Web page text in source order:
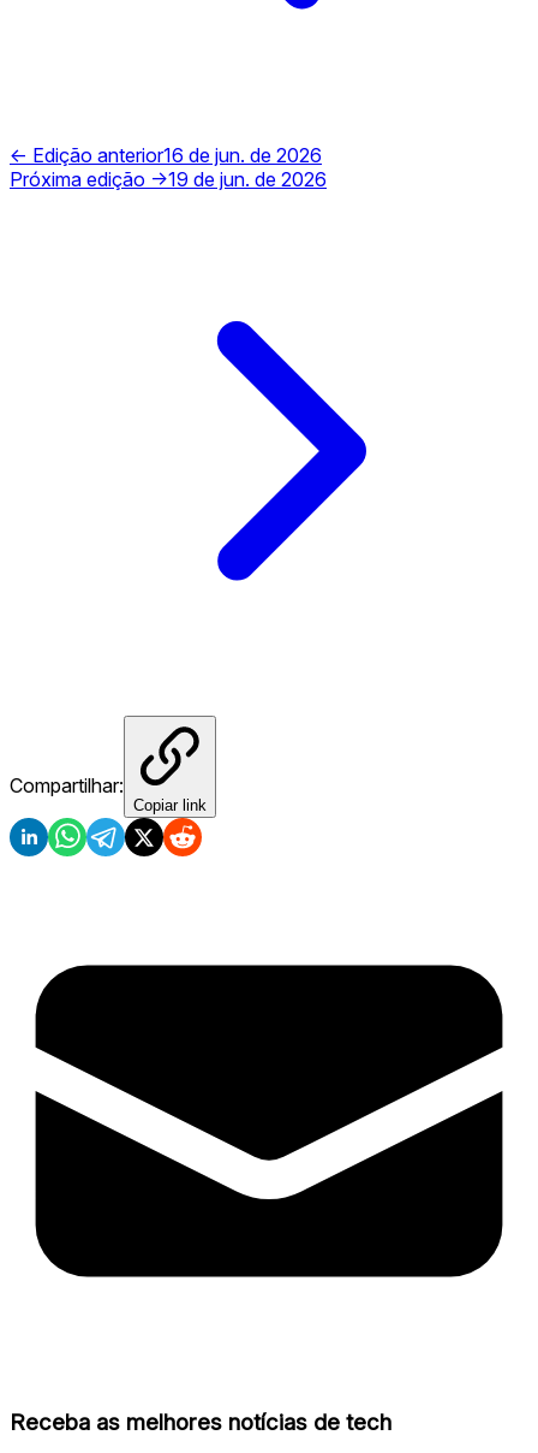
← Edição anterior16 de jun. de 2026
Próxima edição →19 de jun. de 2026
Compartilhar:
Copiar link
Receba as melhores notícias de tech